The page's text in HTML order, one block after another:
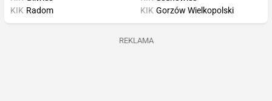
KIK Radom
KIK Gorzów Wielkopolski
REKLAMA